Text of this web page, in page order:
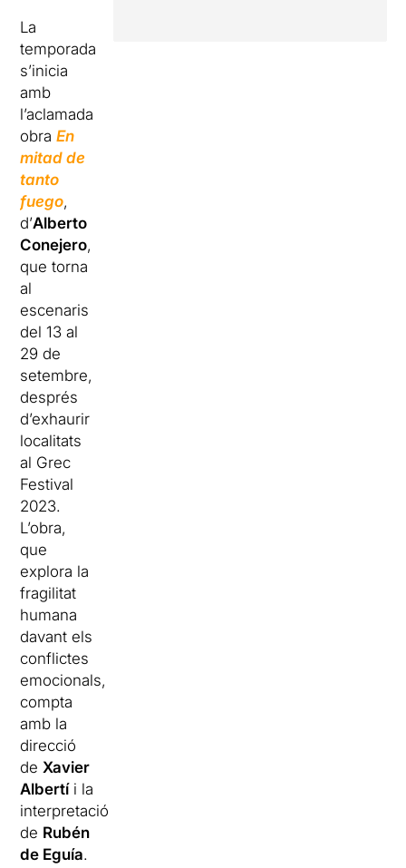
La
temporada
s’inicia
amb
l’aclamada
obraEn
mitad de
tanto
fuego,
d’Alberto
Conejero,
que torna
al
escenaris
del 13 al
29 de
setembre,
després
d’exhaurir
localitats
al Grec
Festival
2023.
L’obra,
que
explora la
fragilitat
humana
davant els
conflictes
emocionals,
compta
amb la
direcció
deXavier
Albertíi la
interpretació
de Rubén
de Eguía.